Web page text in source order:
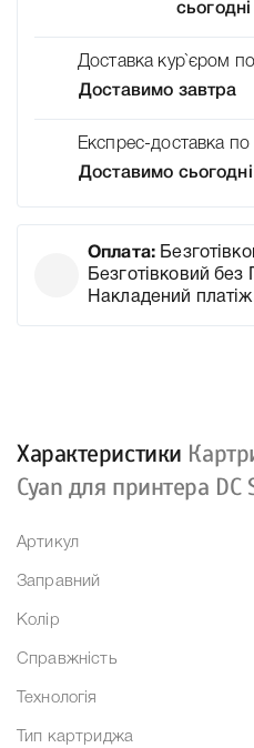
сьогодні
Доставка кур`єром
Доставимо завтра
Експрес-доставка по
Доставимо сьогодні
Оплата:
Безготівковий без
Накладений
Характеристики
Cyan для принтера DC
Артикул
Заправний
Колір
Справжність
Технологія
Тип картриджа